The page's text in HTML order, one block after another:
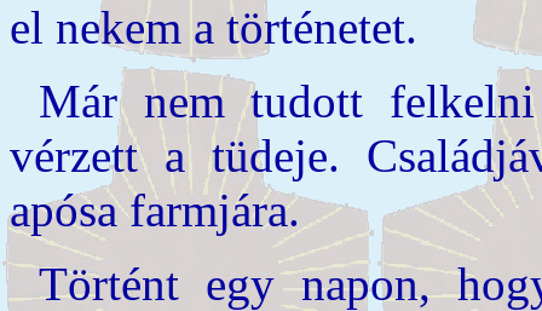
el nekem a történetet.
Már nem tudott
vérzett a tüdeje.
apósa farmjára.
Történt egy napon,